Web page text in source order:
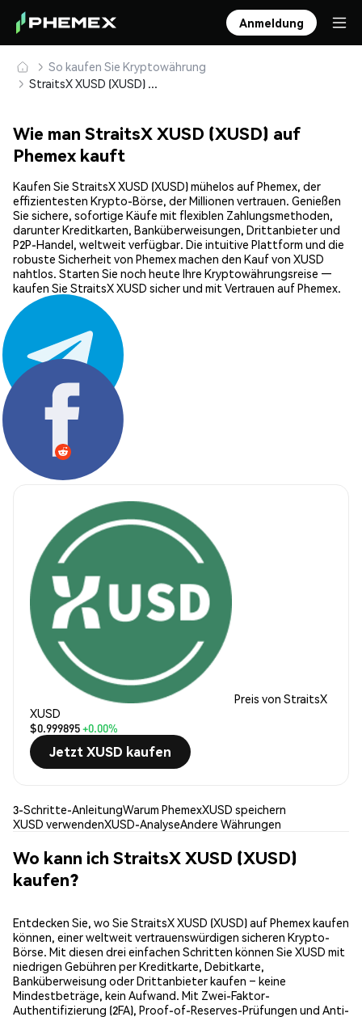
Anmeldung
So kaufen Sie Kryptowährung
StraitsX XUSD (XUSD) sicher kaufen und speichern
Wie man StraitsX XUSD (XUSD) auf
Phemex kauft
Kaufen Sie StraitsX XUSD (XUSD) mühelos auf Phemex, der
effizientesten Krypto-Börse, der Millionen vertrauen. Genießen
Sie sichere, sofortige Käufe mit flexiblen Zahlungsmethoden,
darunter Kreditkarten, Banküberweisungen, Drittanbieter und
P2P-Handel, weltweit verfügbar. Die intuitive Plattform und die
robuste Sicherheit von Phemex machen den Kauf von XUSD
nahtlos. Starten Sie noch heute Ihre Kryptowährungsreise —
kaufen Sie StraitsX XUSD sicher und mit Vertrauen auf Phemex.
Teilen:
Preis von StraitsX
XUSD
$0.999895+0.00%
Jetzt XUSD kaufen
3-Schritte-AnleitungWarum PhemexXUSD speichern
XUSD verwendenXUSD-AnalyseAndere Währungen
Wo kann ich StraitsX XUSD (XUSD)
kaufen?
Entdecken Sie, wo Sie StraitsX XUSD (XUSD) auf Phemex kaufen
können, einer weltweit vertrauenswürdigen sicheren Krypto-
Börse. Mit diesen drei einfachen Schritten können Sie XUSD mit
niedrigen Gebühren per Kreditkarte, Debitkarte,
Banküberweisung oder Drittanbieter kaufen – keine
Mindestbeträge, kein Aufwand. Mit Zwei-Faktor-
Authentifizierung (2FA), Proof-of-Reserves-Prüfungen und Anti-